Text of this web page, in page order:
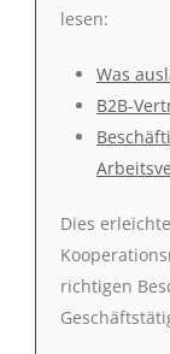
lesen:
Was
B2B-
Dies
richtigen